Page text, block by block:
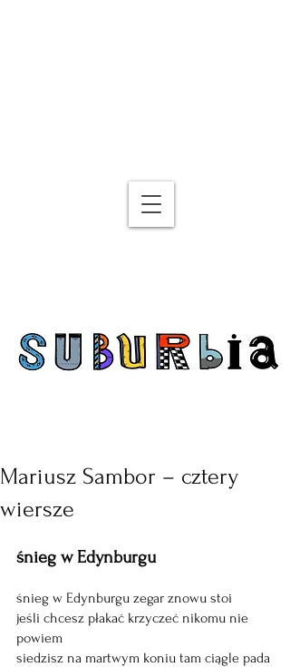
Mariusz Sambor – cztery
wiersze
śnieg w Edynburgu
śnieg w Edynburgu zegar znowu stoi
jeśli chcesz płakać krzyczeć nikomu nie
powiem
siedzisz na martwym koniu tam ciągle pada